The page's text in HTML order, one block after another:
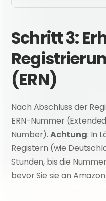
Schritt 3:
(ERN)
Nach Abschluss der
ERN-Nummer
Number). Achtung: In
Registern (wie
Stunden, bis die
bevor Sie sie an